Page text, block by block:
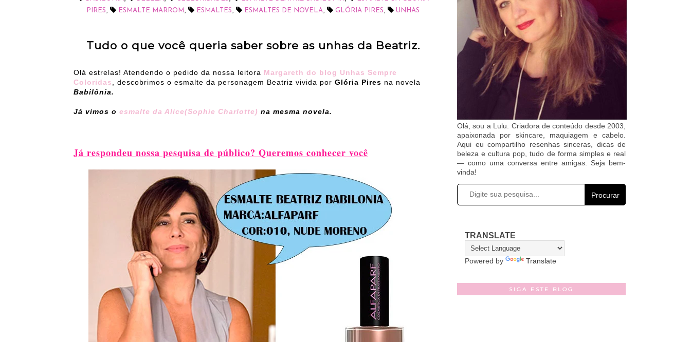
PIRES
ESMALTE MARROM ESMALTES ESMALTES DE NOVELA GLÓRIA PIRES UNHAS
Tudo o que você queria saber sobre as unhas da Beatriz.
Olá estrelas! Atendendo o pedido da nossa leitora Margareth do blog Unhas Sempre
Coloridas
, descobrimos o esmalte da personagem Beatriz vivida por Glória Pires na novela
Babilônia.
Já vimos o esmalte da Alice(Sophie Charlotte) na mesma novela.
Já respondeu nossa pesquisa de público? Queremos conhecer você
Olá, sou a Lulu. Criadora de conteúdo desde 2003,
apaixonada por skincare, maquiagem e cabelo.
Aqui eu compartilho resenhas sinceras, dicas de
beleza e cultura pop, tudo de forma simples e real
— como uma conversa entre amigas. Seja bem-
vinda!
Procurar
TRANSLATE
Powered by Translate
SIGA ESTE BLOG